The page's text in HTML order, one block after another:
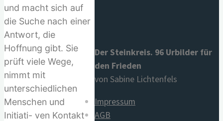
und macht sich auf
die Suche nach einer
Antwort, die
Hoffnung gibt. Sie
prüft viele Wege,
nimmt mit
unterschiedlichen
Menschen und
Initiati- ven Kontakt
Der Steinkreis. 96 Urbilder für
den Frieden
von Sabine Lichtenfels
Impressum
AGB